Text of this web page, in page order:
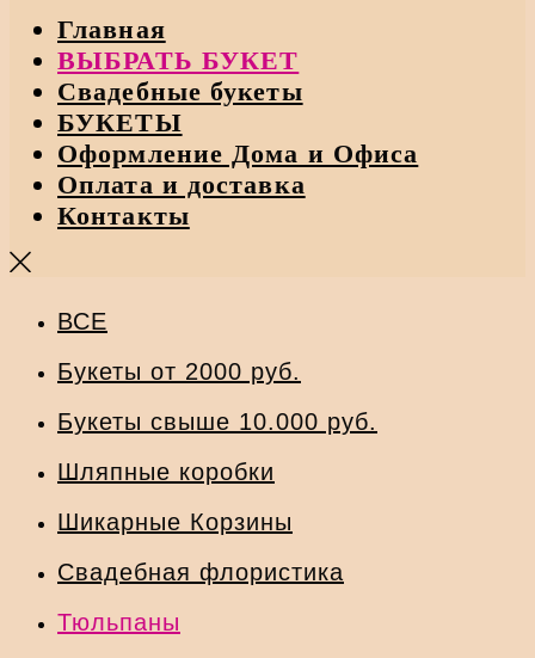
Главная
ВЫБРАТЬ БУКЕТ
Свадебные букеты
БУКЕТЫ
Оформление Дома и Офиса
Оплата и доставка
Контакты
ВСЕ
Букеты от 2000 руб.
Букеты свыше 10.000 руб.
Шляпные коробки
Шикарные Корзины
Свадебная флористика
Тюльпаны